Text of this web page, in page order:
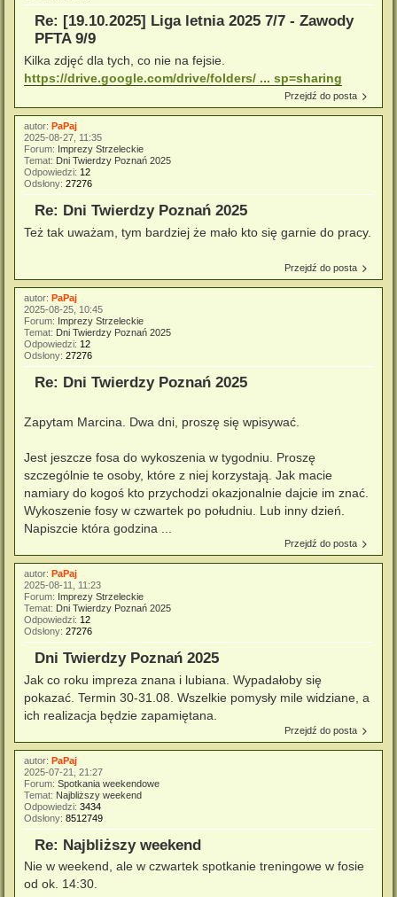
Re: [19.10.2025] Liga letnia 2025 7/7 - Zawody
PFTA 9/9
Kilka zdjęć dla tych, co nie na fejsie.
https://drive.google.com/drive/folders/ ... sp=sharing
Przejdź do posta
autor: PaPaj
2025-08-27, 11:35
Forum: Imprezy Strzeleckie
Temat: Dni Twierdzy Poznań 2025
Odpowiedzi: 12
Odsłony: 27276
Re: Dni Twierdzy Poznań 2025
Też tak uważam, tym bardziej że mało kto się garnie do pracy.
Przejdź do posta
autor: PaPaj
2025-08-25, 10:45
Forum: Imprezy Strzeleckie
Temat: Dni Twierdzy Poznań 2025
Odpowiedzi: 12
Odsłony: 27276
Re: Dni Twierdzy Poznań 2025
Zapytam Marcina. Dwa dni, proszę się wpisywać.
Jest jeszcze fosa do wykoszenia w tygodniu. Proszę
szczególnie te osoby, które z niej korzystają. Jak macie
namiary do kogoś kto przychodzi okazjonalnie dajcie im znać.
Wykoszenie fosy w czwartek po południu. Lub inny dzień.
Napiszcie która godzina ...
Przejdź do posta
autor: PaPaj
2025-08-11, 11:23
Forum: Imprezy Strzeleckie
Temat: Dni Twierdzy Poznań 2025
Odpowiedzi: 12
Odsłony: 27276
Dni Twierdzy Poznań 2025
Jak co roku impreza znana i lubiana. Wypadałoby się
pokazać. Termin 30-31.08. Wszelkie pomysły mile widziane, a
ich realizacja będzie zapamiętana.
Przejdź do posta
autor: PaPaj
2025-07-21, 21:27
Forum: Spotkania weekendowe
Temat: Najbliższy weekend
Odpowiedzi: 3434
Odsłony: 8512749
Re: Najbliższy weekend
Nie w weekend, ale w czwartek spotkanie treningowe w fosie
od ok. 14:30.